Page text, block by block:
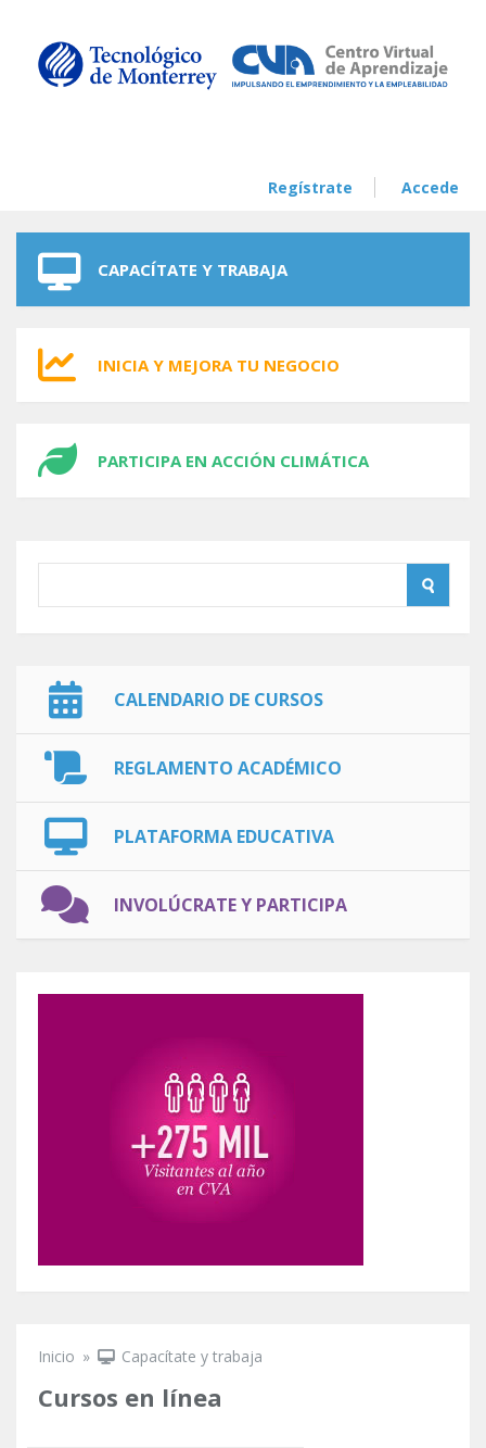
Regístrate Accede
CAPACÍTATE Y TRABAJA
INICIA Y MEJORA TU NEGOCIO
PARTICIPA EN ACCIÓN CLIMÁTICA
CALENDARIO DE CURSOS
REGLAMENTO ACADÉMICO
PLATAFORMA EDUCATIVA
INVOLÚCRATE Y PARTICIPA
Inicio » Capacítate y trabaja
Cursos en línea